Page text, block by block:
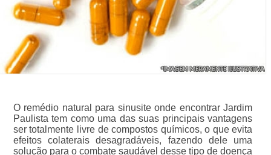
O remédio natural para sinusite onde encontrar Jardim
Paulista tem como uma das suas principais vantagens
ser totalmente livre de compostos químicos, o que evita
efeitos colaterais desagradáveis, fazendo dele uma
solução para o combate saudável desse tipo de doença